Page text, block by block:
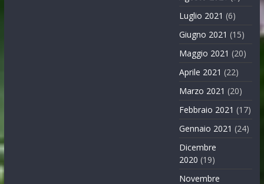
Luglio 2021 (6)
Giugno 2021 (15)
Maggio 2021 (20)
Aprile 2021 (22)
Marzo 2021 (20)
Febbraio 2021 (17)
Gennaio 2021 (24)
Dicembre
2020 (19)
Novembre